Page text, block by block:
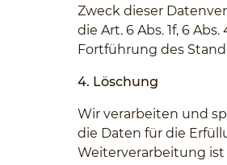
Zweck dieser
die Art. 6 Abs. 1f, 6
Fortführung des
4. Löschung
Wir verarbeiten und
die Daten für die
Weiterverarbeitung